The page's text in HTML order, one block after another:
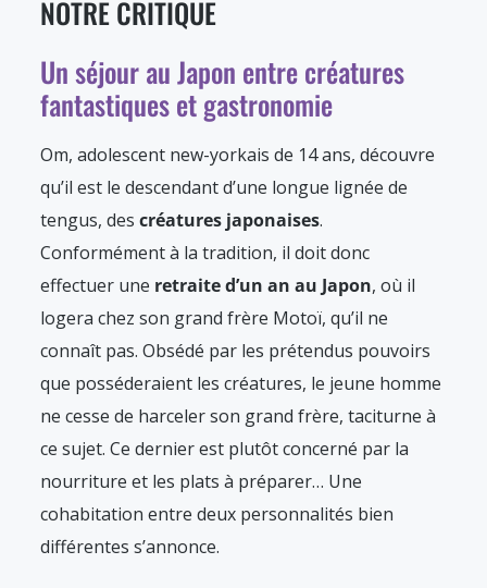
NOTRE CRITIQUE
Un séjour au Japon entre créatures
fantastiques et gastronomie
Om, adolescent new-yorkais de 14 ans, découvre
qu’il est le descendant d’une longue lignée de
tengus, des créatures japonaises.
Conformément à la tradition, il doit donc
effectuer une retraite d’un an au Japon, où il
logera chez son grand frère Motoï, qu’il ne
connaît pas. Obsédé par les prétendus pouvoirs
que posséderaient les créatures, le jeune homme
ne cesse de harceler son grand frère, taciturne à
ce sujet. Ce dernier est plutôt concerné par la
nourriture et les plats à préparer… Une
cohabitation entre deux personnalités bien
différentes s’annonce.